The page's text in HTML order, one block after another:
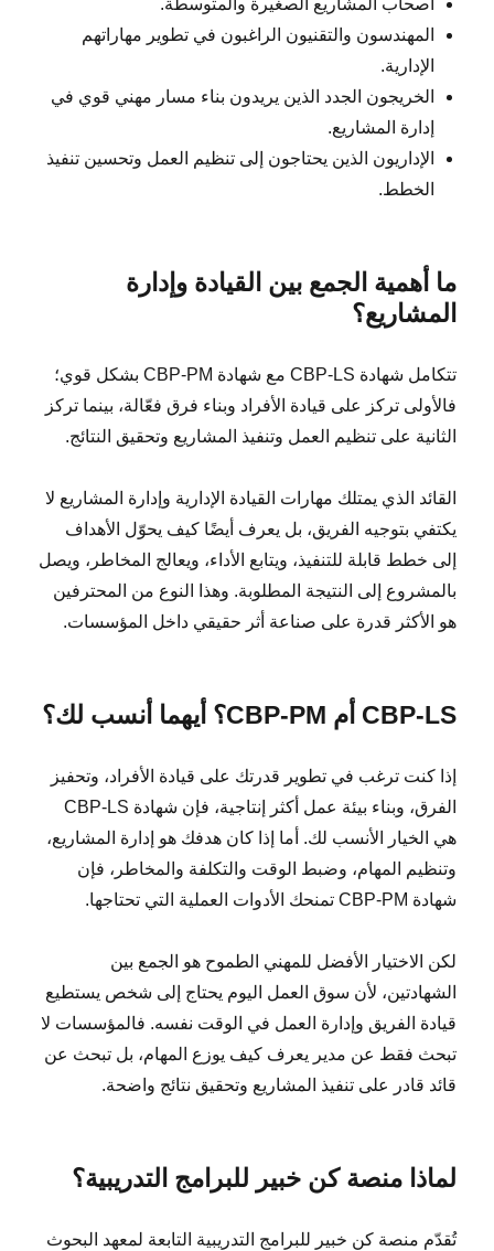
أصحاب المشاريع الصغيرة والمتوسطة.
المهندسون والتقنيون الراغبون في تطوير مهاراتهم
الإدارية.
الخريجون الجدد الذين يريدون بناء مسار مهني قوي في
إدارة المشاريع.
الإداريون الذين يحتاجون إلى تنظيم العمل وتحسين تنفيذ
الخطط.
ما أهمية الجمع بين القيادة وإدارة
المشاريع؟
تتكامل شهادة CBP-LS مع شهادة CBP-PM بشكل قوي؛
فالأولى تركز على قيادة الأفراد وبناء فرق فعّالة، بينما تركز
الثانية على تنظيم العمل وتنفيذ المشاريع وتحقيق النتائج.
القائد الذي يمتلك مهارات القيادة الإدارية وإدارة المشاريع لا
يكتفي بتوجيه الفريق، بل يعرف أيضًا كيف يحوّل الأهداف
إلى خطط قابلة للتنفيذ، ويتابع الأداء، ويعالج المخاطر، ويصل
بالمشروع إلى النتيجة المطلوبة. وهذا النوع من المحترفين
هو الأكثر قدرة على صناعة أثر حقيقي داخل المؤسسات.
CBP-LS أم CBP-PM؟ أيهما أنسب لك؟
إذا كنت ترغب في تطوير قدرتك على قيادة الأفراد، وتحفيز
الفرق، وبناء بيئة عمل أكثر إنتاجية، فإن شهادة CBP-LS
هي الخيار الأنسب لك. أما إذا كان هدفك هو إدارة المشاريع،
وتنظيم المهام، وضبط الوقت والتكلفة والمخاطر، فإن
شهادة CBP-PM تمنحك الأدوات العملية التي تحتاجها.
لكن الاختيار الأفضل للمهني الطموح هو الجمع بين
الشهادتين، لأن سوق العمل اليوم يحتاج إلى شخص يستطيع
قيادة الفريق وإدارة العمل في الوقت نفسه. فالمؤسسات لا
تبحث فقط عن مدير يعرف كيف يوزع المهام، بل تبحث عن
قائد قادر على تنفيذ المشاريع وتحقيق نتائج واضحة.
لماذا منصة كن خبير للبرامج التدريبية؟
تُقدّم منصة كن خبير للبرامج التدريبية التابعة لمعهد البحوث